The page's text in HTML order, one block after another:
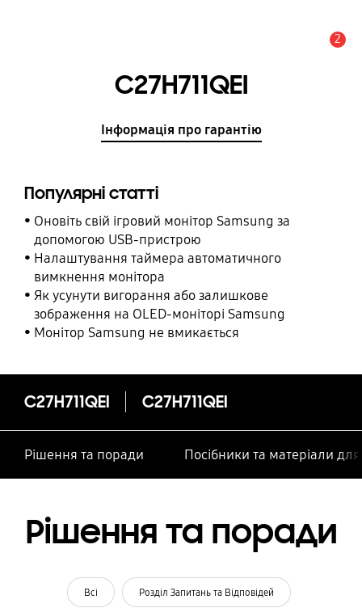
2
C27H711QEI
Інформація про гарантію
Популярні статті
Оновіть свій ігровий монітор Samsung за
допомогою USB-пристрою
Налаштування таймера автоматичного
вимкнення монітора
Як усунути вигорання або залишкове
зображення на OLED-моніторі Samsung
Монітор Samsung не вмикається
C27H711QEI C27H711QEI
Рішення та поради Посібники та матеріали
Рішення та поради
Всі Розділ Запитань та Відповідей